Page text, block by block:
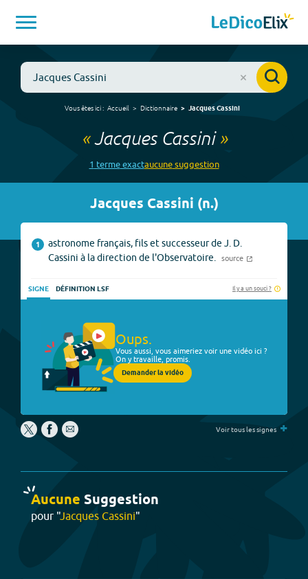
Vous êtes ici : Accueil Dictionnaire Jacques Cassini
«Jacques Cassini»
1 termeexactaucunesuggestion
Jacques Cassini (n.)
1
astronome français, fils et successeur de J. D.
Cassini à la direction de l'Observatoire.
source
SIGNE DÉFINITION LSF Il y a un souci ?
Oups.
Vous aussi, vous aimeriez voir une vidéo ici ?
On y travaille, promis.
Demander la vidéo
Voir tous les signes +
Aucune Suggestion
pour "Jacques Cassini"